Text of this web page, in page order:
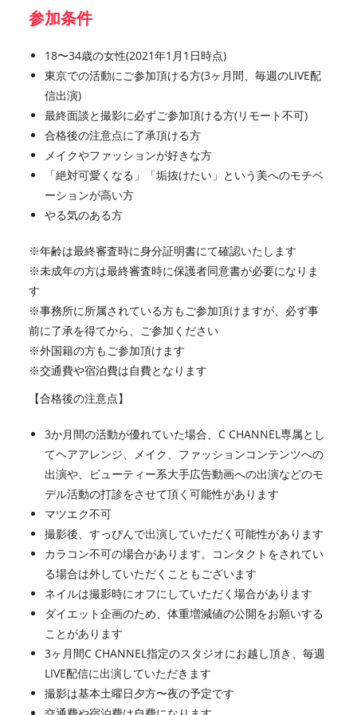
参加条件
18〜34歳の女性(2021年1月1日時点)
東京での活動にご参加頂ける方(3ヶ月間、毎週のLIVE配
信出演)
最終面談と撮影に必ずご参加頂ける方(リモート不可)
合格後の注意点に了承頂ける方
メイクやファッションが好きな方
「絶対可愛くなる」「垢抜けたい」という美へのモチベ
ーションが高い方
やる気のある方
※年齢は最終審査時に身分証明書にて確認いたします
※未成年の方は最終審査時に保護者同意書が必要になりま
す
※事務所に所属されている方もご参加頂けますが、必ず事
前に了承を得てから、ご参加ください
※外国籍の方もご参加頂けます
※交通費や宿泊費は自費となります
【合格後の注意点】
3か月間の活動が優れていた場合、C CHANNEL専属とし
てヘアアレンジ、メイク、ファッションコンテンツへの
出演や、ビューティー系大手広告動画への出演などのモ
デル活動の打診をさせて頂く可能性があります
マツエク不可
撮影後、すっぴんで出演していただく可能性があります
カラコン不可の場合があります。コンタクトをされてい
る場合は外していただくこともございます
ネイルは撮影時にオフにしていただく場合があります
ダイエット企画のため、体重増減値の公開をお願いする
ことがあります
3ヶ月間C CHANNEL指定のスタジオにお越し頂き、毎週
LIVE配信に出演していただきます
撮影は基本土曜日夕方〜夜の予定です